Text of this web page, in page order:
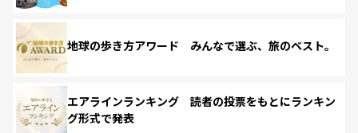
地球の歩き方アワード みんなで選ぶ、旅のベスト。
エアラインランキング 読者の投票をもとにランキン
グ形式で発表